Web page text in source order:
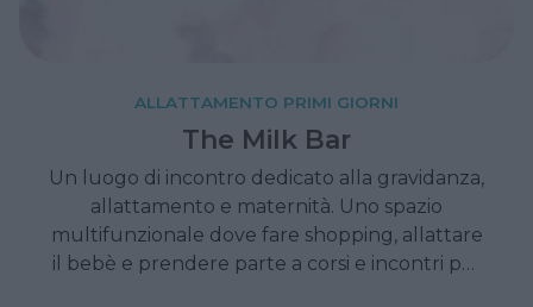
ALLATTAMENTO PRIMI GIORNI
The Milk Bar
Un luogo di incontro dedicato alla gravidanza,
allattamento e maternità. Uno spazio
multifunzionale dove fare shopping, allattare
il bebè e prendere parte a corsi e incontri per